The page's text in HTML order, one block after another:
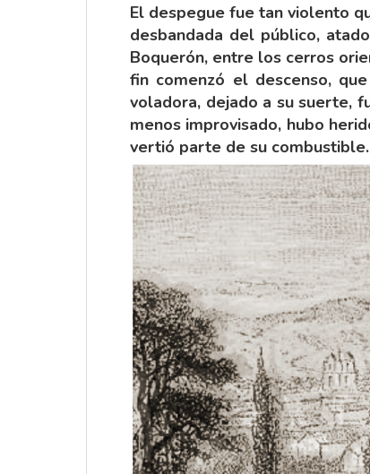
El despegue fue tan violento
desbandada del público,
Boquerón, entre los cerros
fin comenzó el descenso,
voladora, dejado a su suerte,
menos improvisado, hubo
vertió parte de su